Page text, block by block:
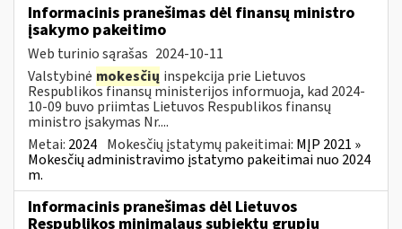
Informacinis pranešimas dėl finansų ministro
įsakymo pakeitimo
Web turinio sąrašas 2024-10-11
Valstybinė mokesčių inspekcija prie Lietuvos
Respublikos finansų ministerijos informuoja, kad 2024-
10-09 buvo priimtas Lietuvos Respublikos finansų
ministro įsakymas Nr....
Metai: 2024 Mokesčių įstatymų pakeitimai: MĮP 2021 »
Mokesčių administravimo įstatymo pakeitimai nuo 2024
m.
Informacinis pranešimas dėl Lietuvos
Respublikos minimalaus subjektų grupių